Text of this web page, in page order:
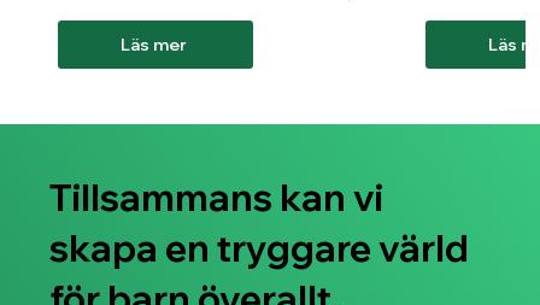
Läs mer Läs
Tillsammans kan vi
skapa en tryggare värld